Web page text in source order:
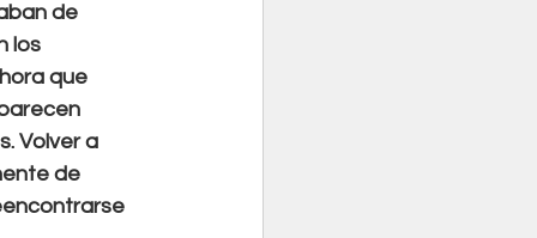
de
los
que
Volver a
de